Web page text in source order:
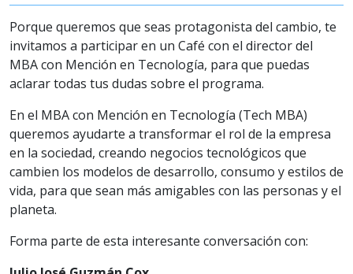
Porque queremos que seas protagonista del cambio, te
invitamos a participar en un Café con el director del
MBA con Mención en Tecnología, para que puedas
aclarar todas tus dudas sobre el programa.
En el MBA con Mención en Tecnología (Tech MBA)
queremos ayudarte a transformar el rol de la empresa
en la sociedad, creando negocios tecnológicos que
cambien los modelos de desarrollo, consumo y estilos de
vida, para que sean más amigables con las personas y el
planeta.
Forma parte de esta interesante conversación con: